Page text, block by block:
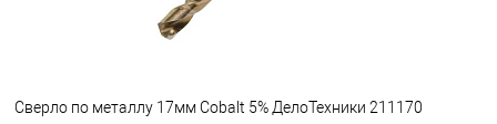
Сверло по металлу 17мм Cobalt 5% ДелоТехники 211170